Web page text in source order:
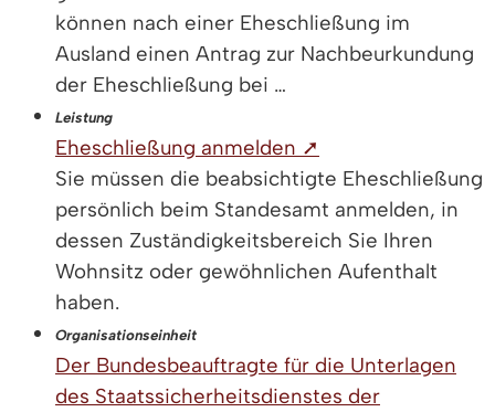
können nach einer Eheschließung im
Ausland einen Antrag zur Nachbeurkundung
der Eheschließung bei …
Leistung
Eheschließung anmelden ➚
Sie müssen die beabsichtigte Eheschließung
persönlich beim Standesamt anmelden, in
dessen Zuständigkeitsbereich Sie Ihren
Wohnsitz oder gewöhnlichen Aufenthalt
haben.
Organisationseinheit
Der Bundesbeauftragte für die Unterlagen
des Staatssicherheitsdienstes der